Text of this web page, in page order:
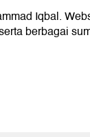
Iqbal.
berbagai